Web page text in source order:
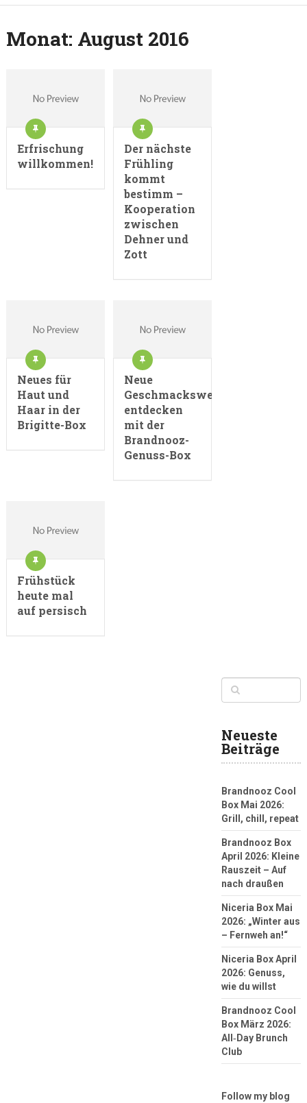
Monat: August 2016
Erfrischung
willkommen!
Der nächste
Frühling
kommt
bestimm –
Kooperation
zwischen
Dehner und
Zott
Neues für
Haut und
Haar in der
Brigitte-Box
Neue
Geschmackswelten
entdecken
mit der
Brandnooz-
Genuss-Box
Frühstück
heute mal
auf persisch
Neueste
Beiträge
Brandnooz Cool
Box Mai 2026:
Grill, chill, repeat
Brandnooz Box
April 2026: Kleine
Rauszeit – Auf
nach draußen
Niceria Box Mai
2026: „Winter aus
– Fernweh an!“
Niceria Box April
2026: Genuss,
wie du willst
Brandnooz Cool
Box März 2026:
All‑Day Brunch
Club
Follow my blog